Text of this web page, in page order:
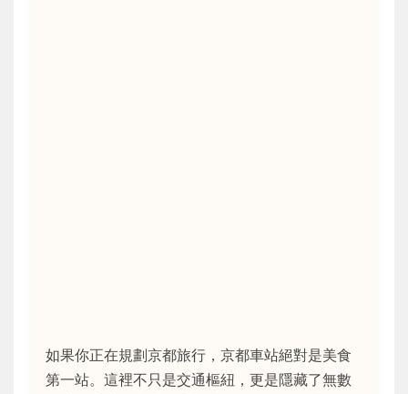
如果你正在規劃京都旅行，京都車站絕對是美食
第一站。這裡不只是交通樞紐，更是隱藏了無數